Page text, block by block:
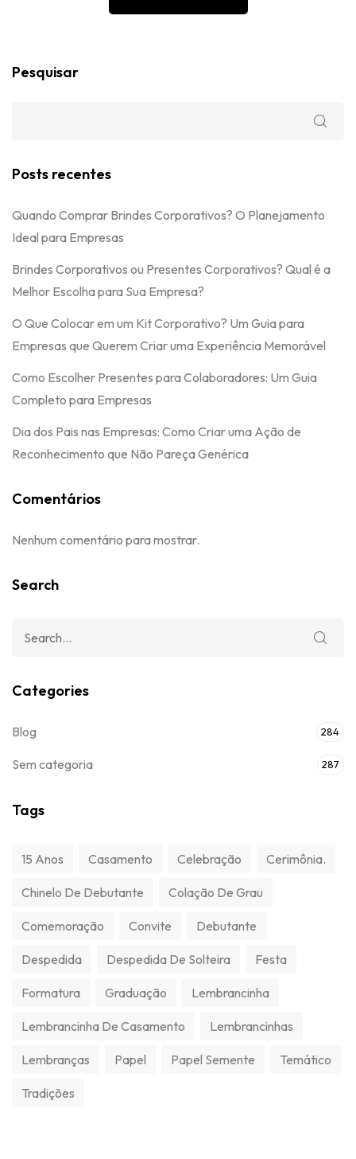
Pesquisar
Posts recentes
Quando Comprar Brindes Corporativos? O Planejamento
Ideal para Empresas
Brindes Corporativos ou Presentes Corporativos? Qual é a
Melhor Escolha para Sua Empresa?
O Que Colocar em um Kit Corporativo? Um Guia para
Empresas que Querem Criar uma Experiência Memorável
Como Escolher Presentes para Colaboradores: Um Guia
Completo para Empresas
Dia dos Pais nas Empresas: Como Criar uma Ação de
Reconhecimento que Não Pareça Genérica
Comentários
Nenhum comentário para mostrar.
Search
Categories
Blog 284
Sem categoria 287
Tags
15 Anos Casamento Celebração Cerimônia.
Chinelo De Debutante Colação De Grau
Comemoração Convite Debutante
Despedida Despedida De Solteira Festa
Formatura Graduação Lembrancinha
Lembrancinha De Casamento Lembrancinhas
Lembranças Papel Papel Semente Temático
Tradições